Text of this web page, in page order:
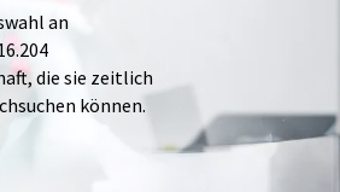
an
die sie zeitlich
können.